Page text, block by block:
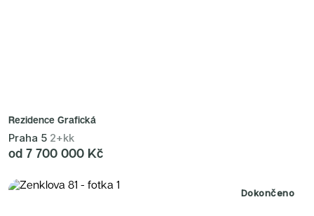
Rezidence Grafická
Praha 5 2+kk
od 7 700 000 Kč
Dokončeno